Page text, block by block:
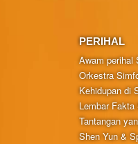
PERIHAL
Awam perihal
Orkestra
Kehidupan di
Lembar Fakta
Tantangan
Shen Yun &